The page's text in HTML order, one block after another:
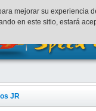
Finalizar
JR
mejorar su
en este sitio, estará